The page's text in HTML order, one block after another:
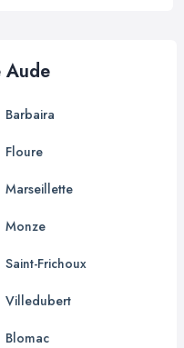
Aude
Barbaira
Floure
Marseillette
Monze
Saint-Frichoux
Villedubert
Blomac